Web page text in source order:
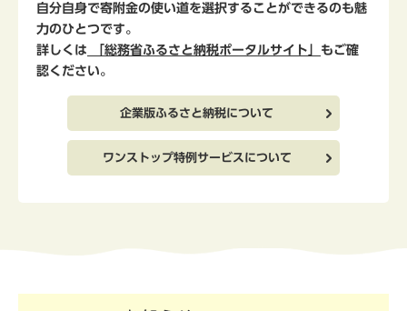
自分自身で寄附金の使い道を選択することができるのも魅
力のひとつです。
詳しくは 「総務省ふるさと納税ポータルサイト」 もご確
認ください。
企業版ふるさと納税について
ワンストップ特例サービスについて